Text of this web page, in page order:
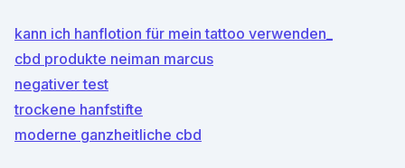
kann ich hanflotion für mein tattoo verwenden_
cbd produkte neiman marcus
negativer test
trockene hanfstifte
moderne ganzheitliche cbd